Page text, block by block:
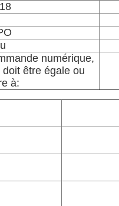
numérique,
être égale ou
à: